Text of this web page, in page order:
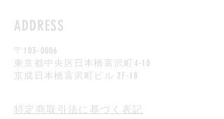
ADDRESS
​〒103-0006
東京都中央区日本橋富沢町4-10
京成日本橋富沢町ビル 2F-18
特定商取引法に基づく表記